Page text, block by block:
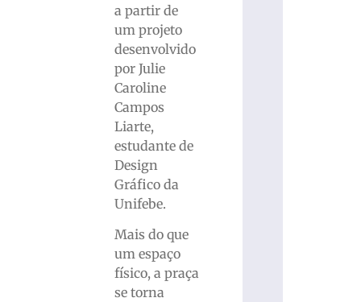
a partir de
um projeto
desenvolvido
por Julie
Caroline
Campos
Liarte,
estudante de
Design
Gráfico da
Unifebe.
Mais do que
um espaço
físico, a praça
se torna